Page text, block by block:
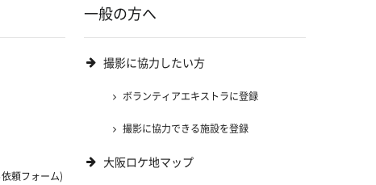
頼フォーム)
一般の方へ
撮影に協力したい方
ボランティアエキストラに登録
撮影に協力できる施設を登録
大阪ロケ地マップ